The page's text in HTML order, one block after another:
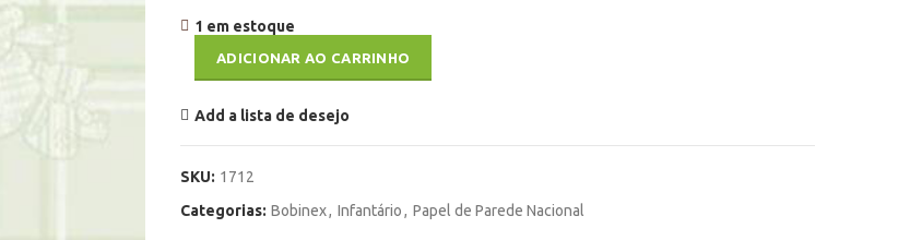
1 em estoque
ADICIONAR AO CARRINHO
Add a lista de desejo
SKU: 1712
Categorias: Bobinex, Infantário, Papel de Parede Nacional